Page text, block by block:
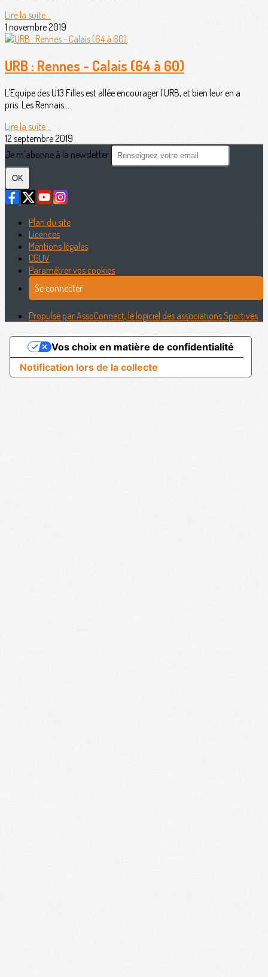
Lire la suite...
1 novembre 2019
URB : Rennes - Calais (64 à 60)
L'Equipe des U13 Filles est allée encourager l'URB, et bien leur en a
pris. Les Rennais...
Lire la suite...
12 septembre 2019
Je m'abonne à la newsletter
OK
Plan du site
Licences
Mentions légales
CGUV
Paramétrer vos cookies
Se connecter
Propulsé par AssoConnect, le logiciel des associations Sportives
Notification lors de la collecte
Vos choix en matière de confidentialité